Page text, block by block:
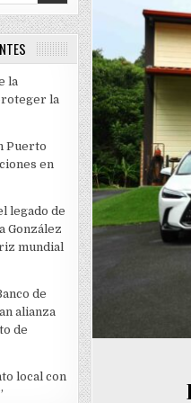
la
la
Puerto
en
legado de
González
mundial
de
alianza
de
local con